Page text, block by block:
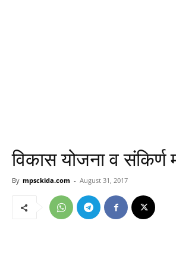
विकास योजना व संकिर्ण
By mpsckida.com - August 31, 2017